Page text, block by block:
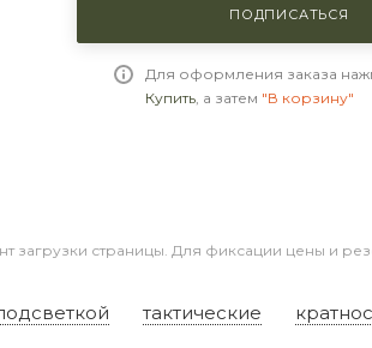
ПОДПИСАТЬСЯ
Для оформления заказа
Купить, а затем "В корзину"
загрузки страницы. Для фиксации цены и
тактические